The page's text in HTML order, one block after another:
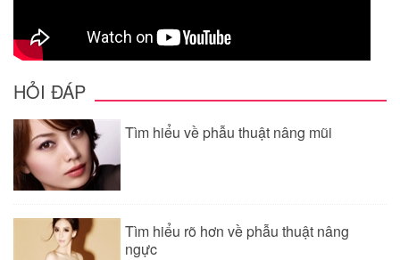
HỎI ĐÁP
Tìm hiểu về phẫu thuật nâng mũi
Tìm hiểu rõ hơn về phẫu thuật nâng
ngực